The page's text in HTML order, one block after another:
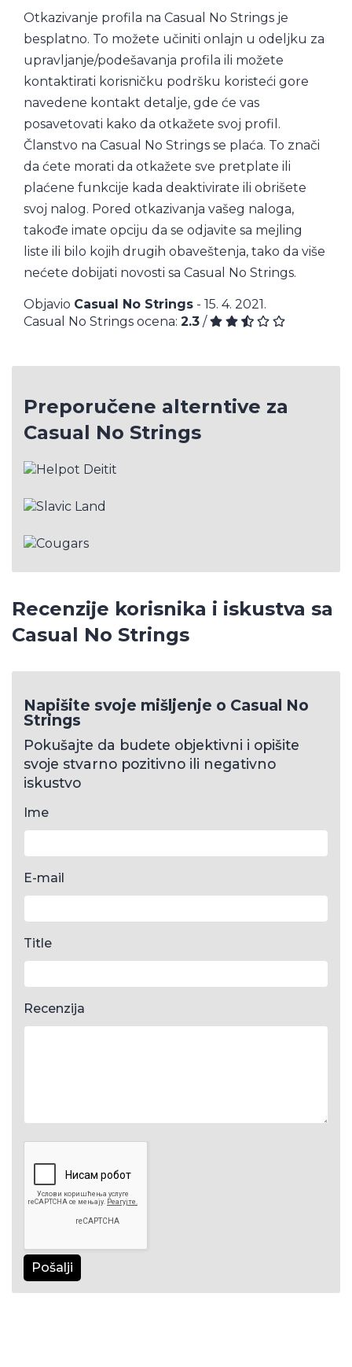
Otkazivanje profila na Casual No Strings je
besplatno. To možete učiniti onlajn u odeljku za
upravljanje/podešavanja profila ili možete
kontaktirati korisničku podršku koristeći gore
navedene kontakt detalje, gde će vas
posavetovati kako da otkažete svoj profil.
Članstvo na Casual No Strings se plaća. To znači
da ćete morati da otkažete sve pretplate ili
plaćene funkcije kada deaktivirate ili obrišete
svoj nalog. Pored otkazivanja vašeg naloga,
takođe imate opciju da se odjavite sa mejling
liste ili bilo kojih drugih obaveštenja, tako da više
nećete dobijati novosti sa Casual No Strings.
Objavio Casual No Strings - 15. 4. 2021.
Casual No Strings ocena: 2.3 /
Preporučene alterntive za
Casual No Strings
Recenzije korisnika i iskustva sa
Casual No Strings
Napišite svoje mišljenje o Casual No
Strings
Pokušajte da budete objektivni i opišite
svoje stvarno pozitivno ili negativno
iskustvo
Ime
E-mail
Title
Recenzija
Pošalji